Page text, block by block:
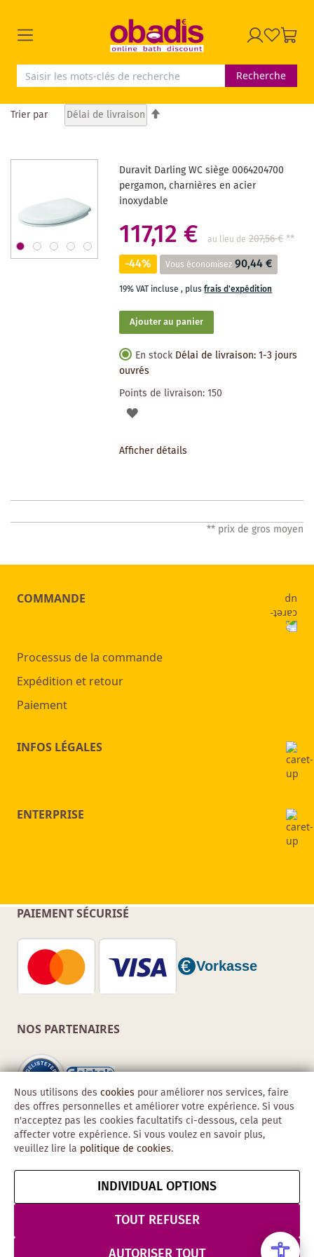
Recherche
Trier par
Par
Duravit Darling WC siège 0064204700
pergamon, charnières en acier
inoxydable
117,12 € au lieu de 207,56 €**
-44% Vous économisez 90,44 €
19% VAT incluse, plusfrais d'expédition
Ajouter au panier
En stock Délai de livraison: 1-3 jours
ouvrés
Points de livraison:150
AJOUTER
Afficher détails
** prix de gros moyen
COMMANDE
Processus de la commande
Expédition et retour
Paiement
INFOS LÉGALES
ENTERPRISE
PAIEMENT SÉCURISÉ
NOS PARTENAIRES
Copyright © 2026 Obadis GmbH
MentionsCGVConfidentialité
& Sécurité
Résilier le contrat
Nous utilisons des cookies pour améliorer nos services, faire
des offres personnelles et améliorer votre expérience. Si vous
n'acceptez pas les cookies facultatifs ci-dessous, cela peut
affecter votre expérience. Si vous voulez en savoir plus,
veuillez lire la politique de cookies.
INDIVIDUAL OPTIONS
TOUT REFUSER